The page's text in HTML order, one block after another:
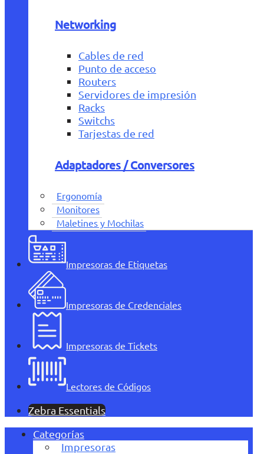
Networking
Cables de red
Punto de acceso
Routers
Servidores de impresión
Racks
Switchs
Tarjestas de red
Adaptadores / Conversores
Ergonomía
Monitores
Maletines y Mochilas
Impresoras de Etiquetas
Impresoras de Credenciales
Impresoras de Tickets
Lectores de Códigos
Zebra Essentials
Categorías
Impresoras